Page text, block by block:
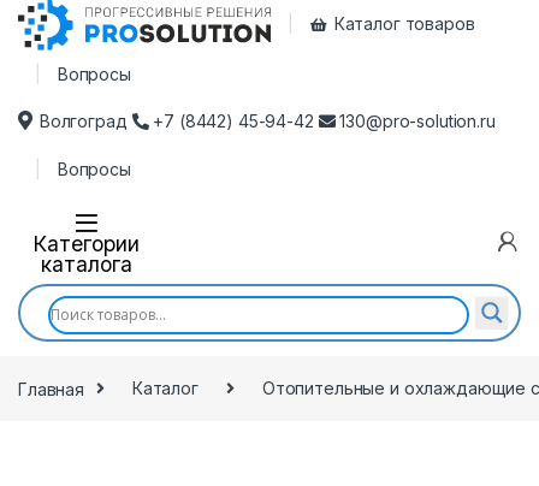
Каталог товаров
Вопросы
Волгоград +7 (8442) 45-94-42 130@pro-solution.ru
Вопросы
Категории
каталога
Главная Каталог Отопительные и охлаждающие